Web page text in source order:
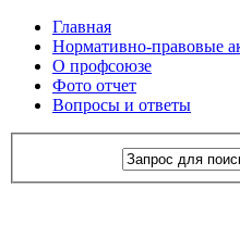
Главная
Нормативно-правовые
О профсоюзе
Фото отчет
Вопросы и ответы